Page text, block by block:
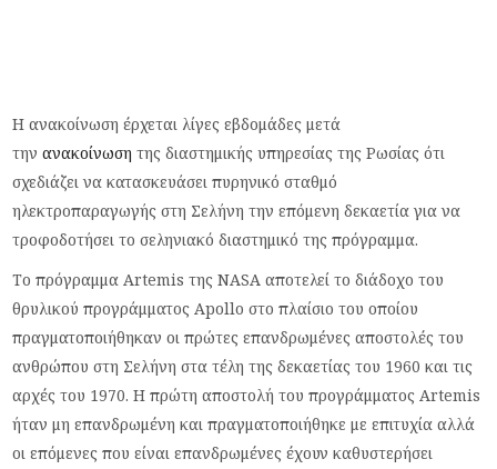
Η ανακοίνωση έρχεται λίγες εβδομάδες μετά
τηνανακοίνωση της διαστημικής υπηρεσίας της Ρωσίας ότι
σχεδιάζει να κατασκευάσει πυρηνικό σταθμό
ηλεκτροπαραγωγής στη Σελήνη την επόμενη δεκαετία για να
τροφοδοτήσει το σεληνιακό διαστημικό της πρόγραμμα.
Το πρόγραμμα Artemis της NASA αποτελεί το διάδοχο του
θρυλικού προγράμματος Apollo στο πλαίσιο του οποίου
πραγματοποιήθηκαν οι πρώτες επανδρωμένες αποστολές του
ανθρώπου στη Σελήνη στα τέλη της δεκαετίας του 1960 και τις
αρχές του 1970. Η πρώτη αποστολή του προγράμματος Artemis
ήταν μη επανδρωμένη και πραγματοποιήθηκε με επιτυχία αλλά
οι επόμενες που είναι επανδρωμένες έχουν καθυστερήσει